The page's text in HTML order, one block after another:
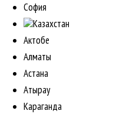
София
Казахстан
Актобе
Алматы
Астана
Атырау
Караганда